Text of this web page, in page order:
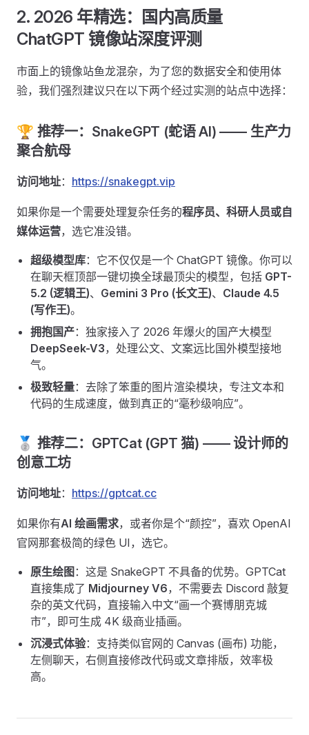
2. 2026 年精选：国内高质量
ChatGPT 镜像站深度评测
市面上的镜像站鱼龙混杂，为了您的数据安全和使用体
验，我们强烈建议只在以下两个经过实测的站点中选择：
🏆 推荐一：SnakeGPT (蛇语 AI) —— 生产力
聚合航母
访问地址： https://snakegpt.vip
如果你是一个需要处理复杂任务的程序员、科研人员或自
媒体运营，选它准没错。
超级模型库：它不仅仅是一个 ChatGPT 镜像。你可以
在聊天框顶部一键切换全球最顶尖的模型，包括 GPT-
5.2 (逻辑王)、 Gemini 3 Pro (长文王)、 Claude 4.5
(写作王)。
拥抱国产：独家接入了 2026 年爆火的国产大模型
DeepSeek-V3，处理公文、文案远比国外模型接地
气。
极致轻量：去除了笨重的图片渲染模块，专注文本和
代码的生成速度，做到真正的“毫秒级响应”。
🥈 推荐二：GPTCat (GPT 猫) —— 设计师的
创意工坊
访问地址： https://gptcat.cc
如果你有AI 绘画需求，或者你是个“颜控”，喜欢 OpenAI
官网那套极简的绿色 UI，选它。
原生绘图 ：这是 SnakeGPT 不具备的优势。GPTCat
直接集成了 Midjourney V6，不需要去 Discord 敲复
杂的英文代码，直接输入中文“画一个赛博朋克城
市”，即可生成 4K 级商业插画。
沉浸式体验：支持类似官网的 Canvas (画布) 功能，
左侧聊天，右侧直接修改代码或文章排版，效率极
高。